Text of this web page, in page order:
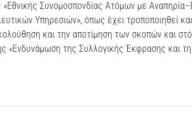
Συνομοσπονδίας Ατόμων με
Υπηρεσιών», όπως έχει τροποποιηθεί
και την αποτίμηση των σκοπών και
«Ενδυνάμωση της Συλλογικής Έκφρασης και